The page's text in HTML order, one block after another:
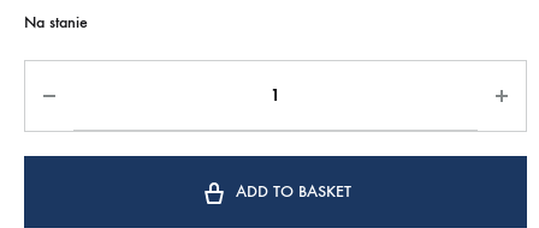
Na stanie
ADD TO BASKET